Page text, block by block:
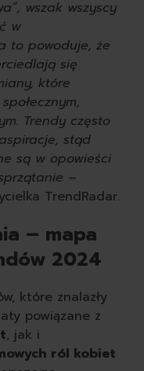
wszak wszyscy
w
to powoduje, że
się
które
Trendy często
stąd
są w opowieści
–
TrendRadar.
– mapa
2024
które znalazły
powiązane z
, jak i
ról kobiet